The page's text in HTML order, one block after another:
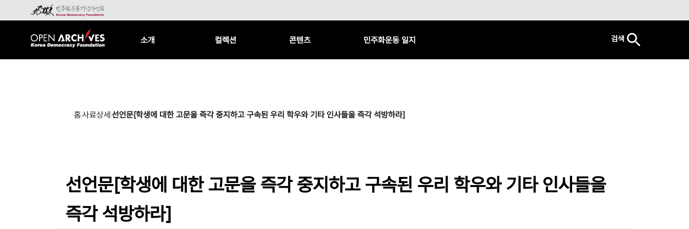
소개 컬렉션 콘텐츠 민주화운동 일지 검색
홈사료상세선언문[학생에 대한 고문을 즉각 중지하고 구속된 우리 학우와 기타 인사들을 즉각 석방하라]
선언문[학생에 대한 고문을 즉각 중지하고 구속된 우리 학우와 기타 인사들을
즉각 석방하라]